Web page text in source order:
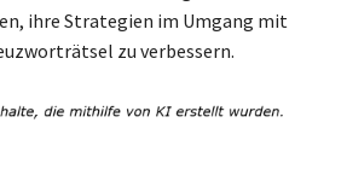
ihre Strategien im Umgang mit
zu verbessern.